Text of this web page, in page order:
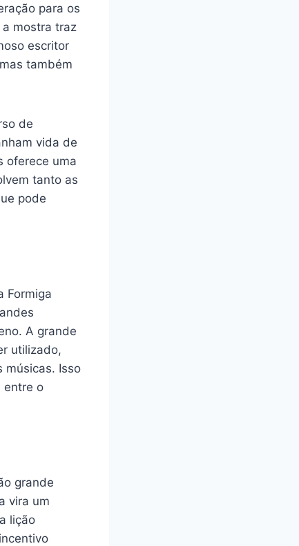
para os
mostra traz
escritor
também
de
vida de
oferece uma
tanto as
pode
Formiga
A grande
utilizado,
músicas. Isso
entre o
grande
vira um
lição